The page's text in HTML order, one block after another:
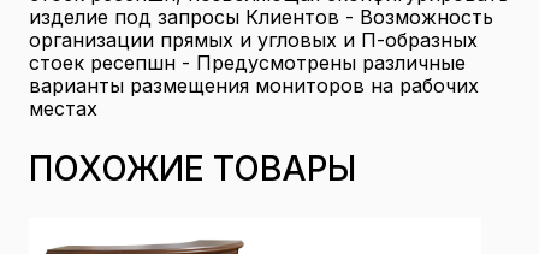
изделие под запросы Клиентов - Возможность
организации прямых и угловых и П-образных
стоек ресепшн - Предусмотрены различные
варианты размещения мониторов на рабочих
местах
ПОХОЖИЕ ТОВАРЫ